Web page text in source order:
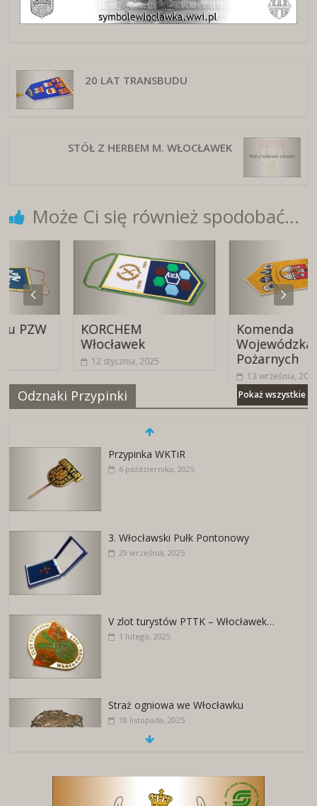
20 LAT TRANSBUDU
STÓŁ Z HERBEM M. WŁOCŁAWEK
Może Ci się również spodobać...
KORCHEM
Włocławek
12 stycznia, 2025
Komenda
Wojewódzka
Pożarnych
13 września, 2024
Odznaki Przypinki Pokaż wszystkie
Przypinka WKTiR
6 października, 2025
3. Włocławski Pułk Pontonowy
29 września, 2025
V zlot turystów PTTK – Włocławek…
1 lutego, 2025
Straż ogniowa we Włocławku
18 listopada, 2025